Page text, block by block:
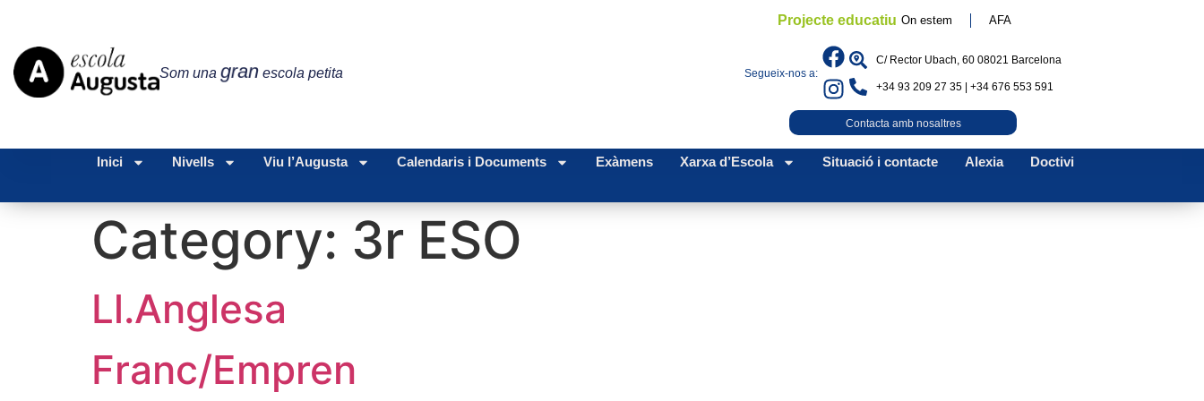
Som una gran escola petita
Projecte educatiu On estem AFA
Segueix-nos a:
C/ Rector Ubach, 60 08021 Barcelona
+34 93 209 27 35 | +34 676 553 591
Contacta amb nosaltres
Inici Nivells Viu l’Augusta Calendaris i Documents Exàmens Xarxa d’Escola Situació i contacte Alexia Doctivi
Category: 3r ESO
Ll.Anglesa
Franc/Empren